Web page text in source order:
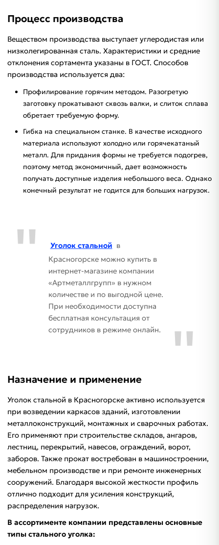
Процесс производства
Веществом производства выступает углеродистая или
низколегированная сталь. Характеристики и средние
отклонения сортамента указаны в ГОСТ. Способов
производства используется два:
Профилирование горячим методом. Разогретую
заготовку прокатывают сквозь валки, и слиток сплава
обретает требуемую форму.
Гибка на специальном станке. В качестве исходного
материала используют холодно или горячекатаный
металл. Для придания формы не требуется подогрев,
поэтому метод экономичный, дает возможность
получать доступные изделия небольшого веса. Однако
конечный результат не годится для больших нагрузок.
Уголок стальной в
Красногорске можно купить в
интернет-магазине компании
«Артметаллгрупп» в нужном
количестве и по выгодной цене.
При необходимости доступна
бесплатная консультация от
сотрудников в режиме онлайн.
Назначение и применение
Уголок стальной в Красногорске активно используется
при возведении каркасов зданий, изготовлении
металлоконструкций, монтажных и сварочных работах.
Его применяют при строительстве складов, ангаров,
лестниц, перекрытий, навесов, ограждений, ворот,
заборов. Также прокат востребован в машиностроении,
мебельном производстве и при ремонте инженерных
сооружений. Благодаря высокой жесткости профиль
отлично подходит для усиления конструкций,
распределения нагрузок.
В ассортименте компании представлены основные
типы стального уголка: